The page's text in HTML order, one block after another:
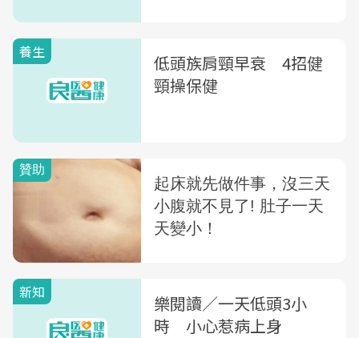
養生
低頭族肩頸早衰 4招健
頸操保健
新知
樂閱讀／一天低頭3小
時 小心惹病上身